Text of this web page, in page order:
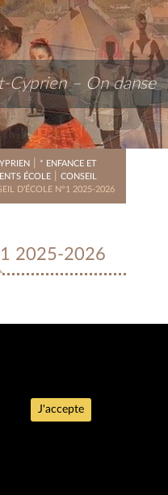
Cyprien – On danse
* ENFANCE ET
ÉCOLE
CONSEIL
D’ÉCOLE N°1 2025-2026
2025-2026
DU SITE
J'accepte